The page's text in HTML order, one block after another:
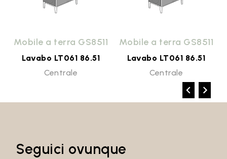
Mobile a terra GS8511
Lavabo LT061 86.51
Centrale
Mobile a terra GS8511
Lavabo LT061 86.51
Centrale
Seguici ovunque